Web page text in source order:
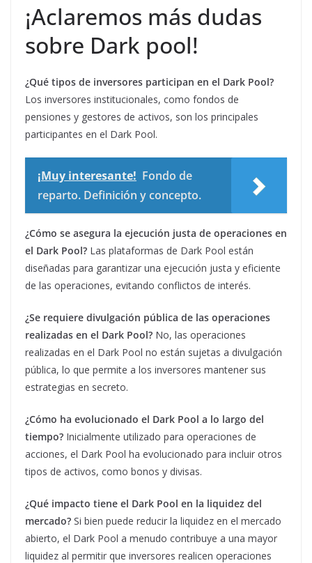
¡Aclaremos más dudas
sobre Dark pool!
¿Qué tipos de inversores participan en el Dark Pool?
Los inversores institucionales, como fondos de
pensiones y gestores de activos, son los principales
participantes en el Dark Pool.
¡Muy interesante! Fondo de
reparto. Definición y concepto.
¿Cómo se asegura la ejecución justa de operaciones en
el Dark Pool? Las plataformas de Dark Pool están
diseñadas para garantizar una ejecución justa y eficiente
de las operaciones, evitando conflictos de interés.
¿Se requiere divulgación pública de las operaciones
realizadas en el Dark Pool? No, las operaciones
realizadas en el Dark Pool no están sujetas a divulgación
pública, lo que permite a los inversores mantener sus
estrategias en secreto.
¿Cómo ha evolucionado el Dark Pool a lo largo del
tiempo? Inicialmente utilizado para operaciones de
acciones, el Dark Pool ha evolucionado para incluir otros
tipos de activos, como bonos y divisas.
¿Qué impacto tiene el Dark Pool en la liquidez del
mercado? Si bien puede reducir la liquidez en el mercado
abierto, el Dark Pool a menudo contribuye a una mayor
liquidez al permitir que inversores realicen operaciones